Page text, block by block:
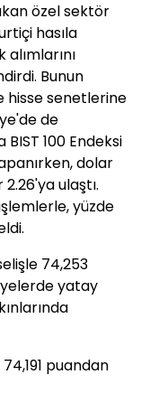
özel sektör
hasıla
Bunun
hisse senetlerine
de
BIST 100 Endeksi
dolar
ulaştı.
yüzde
74,253
yatay
puandan